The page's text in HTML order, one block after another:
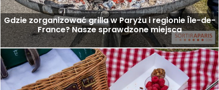
Gdzie zorganizować grilla w Paryżu i regionie Île-de-
France? Nasze sprawdzone miejsca